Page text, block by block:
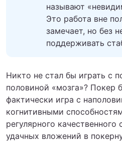
называют
Это работа вне
замечает, но без
поддерживать
Никто не стал бы играть с
половиной «мозга»? Покер
фактически игра с
когнитивными
регулярного
удачных вложений в